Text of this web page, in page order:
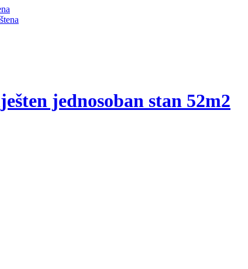
jednosoban stan 52m2